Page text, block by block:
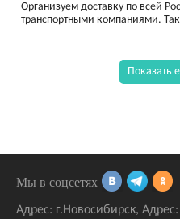
Организуем доставку по всей
транспортными компаниями.
Показать
Адрес: г.Новосибирск,
Мы в соцсетях